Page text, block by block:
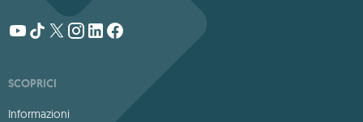
SCOPRICI
Informazioni